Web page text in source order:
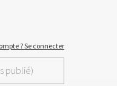
? Se connecter